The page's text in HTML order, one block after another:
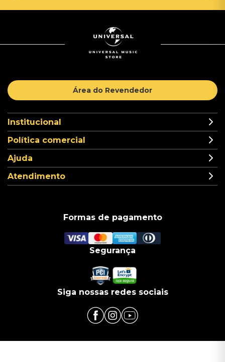
Área do Revendedor
Institucional
Política comercial
Ajuda
Atendimento
Formas de pagamento
Segurança
Siga nossas redes sociais